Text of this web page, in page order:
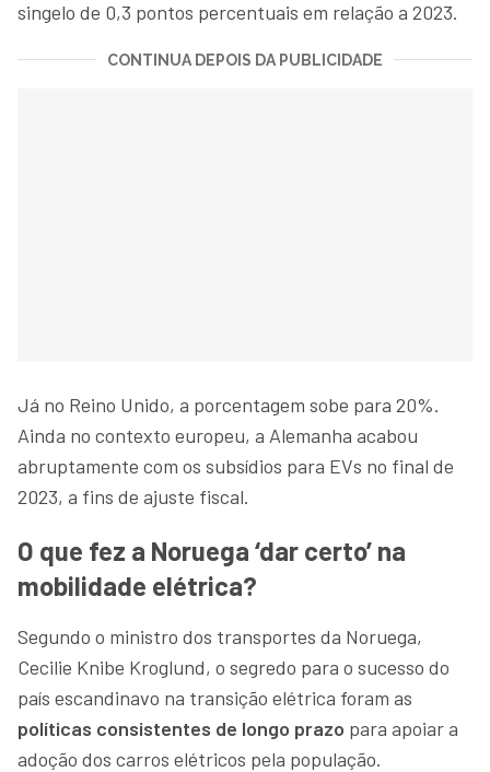
singelo de 0,3 pontos percentuais em relação a 2023.
CONTINUA DEPOIS DA PUBLICIDADE
Já no Reino Unido, a porcentagem sobe para 20%.
Ainda no contexto europeu, a Alemanha acabou
abruptamente com os subsídios para EVs no final de
2023, a fins de ajuste fiscal.
O que fez a Noruega ‘dar certo’ na
mobilidade elétrica?
Segundo o ministro dos transportes da Noruega,
Cecilie Knibe Kroglund, o segredo para o sucesso do
país escandinavo na transição elétrica foram as
políticas consistentes de longo prazo para apoiar a
adoção dos carros elétricos pela população.